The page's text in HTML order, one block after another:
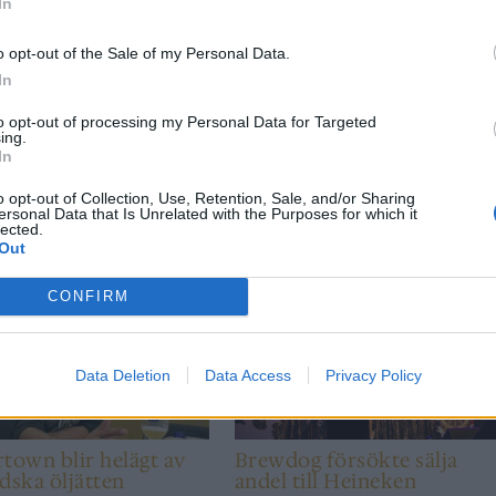
opt-out of the Sale of my Personal Data.
opt-out of processing my Personal Data for Targeted
opt-out of Collection, Use, Retention, Sale, and/or Sharing
Data that Is Unrelated with the Purposes for which it
CONFIRM
Data Deletion Data Access Privacy Policy
fram av roboten, och vi har ingen aning om i fall den även
som sker lär det dyka upp liknande robotar från andra
blir helägt av
öljätten
Brewdog försökte sälja
andel till Heineken